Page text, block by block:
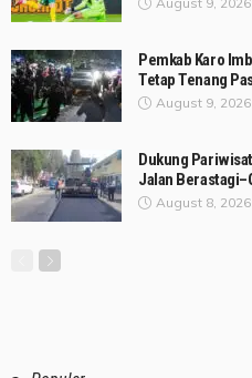
Pemkab Karo
Tetap Tenang
August 9, 2026
Dukung
Jalan
August 8, 2026